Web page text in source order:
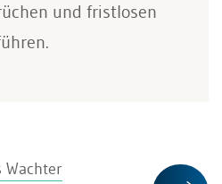
und fristlosen
Wachter